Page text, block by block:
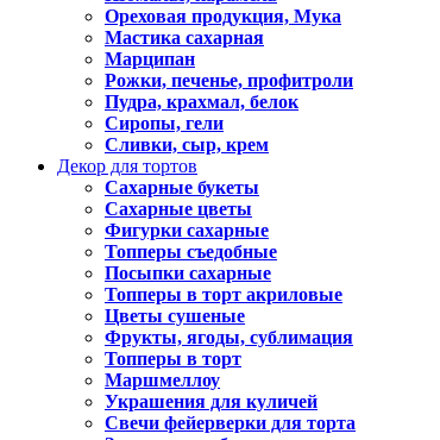
Ореховая продукция, Мука
Мастика сахарная
Марципан
Рожки, печенье, профитроли
Пудра, крахмал, белок
Сиропы, гели
Сливки, сыр, крем
Декор для тортов
Сахарные букеты
Сахарные цветы
Фигурки сахарные
Топперы съедобные
Посыпки сахарные
Топперы в торт акриловые
Цветы сушеные
Фрукты, ягоды, сублимация
Топперы в торт
Маршмеллоу
Украшения для куличей
Свечи фейерверки для торта